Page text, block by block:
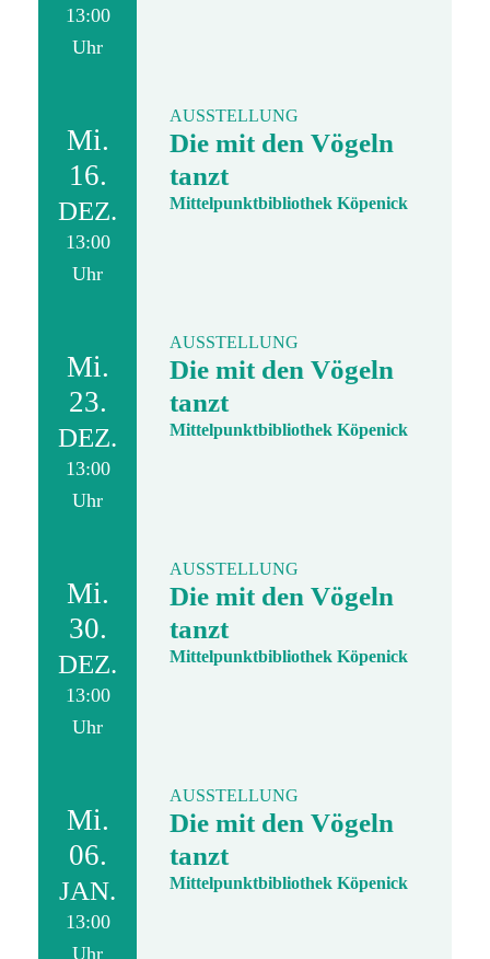
13:00
Uhr
Mi.
16.
DEZ.
13:00
Uhr
AUSSTELLUNG
Die mit den Vögeln
tanzt
Mittelpunktbibliothek Köpenick
Mi.
23.
DEZ.
13:00
Uhr
AUSSTELLUNG
Die mit den Vögeln
tanzt
Mittelpunktbibliothek Köpenick
Mi.
30.
DEZ.
13:00
Uhr
AUSSTELLUNG
Die mit den Vögeln
tanzt
Mittelpunktbibliothek Köpenick
Mi.
06.
JAN.
13:00
Uhr
AUSSTELLUNG
Die mit den Vögeln
tanzt
Mittelpunktbibliothek Köpenick